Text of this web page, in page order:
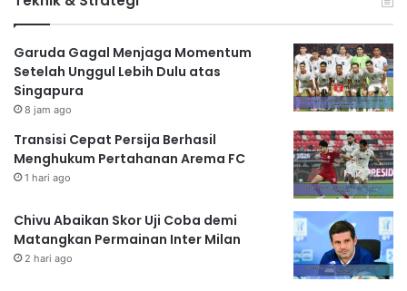
Garuda Gagal Menjaga Momentum
Setelah Unggul Lebih Dulu atas
Singapura
8 jam ago
Transisi Cepat Persija Berhasil
Menghukum Pertahanan Arema FC
1 hari ago
Chivu Abaikan Skor Uji Coba demi
Matangkan Permainan Inter Milan
2 hari ago